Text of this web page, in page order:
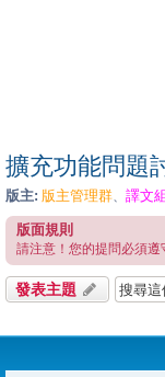
擴充功能問題
版主: 版主管理群、 譯文組
版面規則
請注意！您的提問必須遵
發表主題